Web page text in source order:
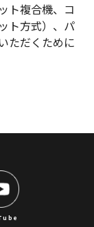
ト複合機、コ
ト方式）、パ
ただくために